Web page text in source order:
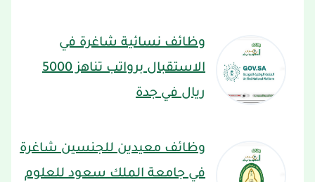
وظائف نسائية شاغرة في
الاستقبال برواتب تناهز 5000
ريال في جدة
وظائف معيدين للجنسين شاغرة
في جامعة الملك سعود للعلوم